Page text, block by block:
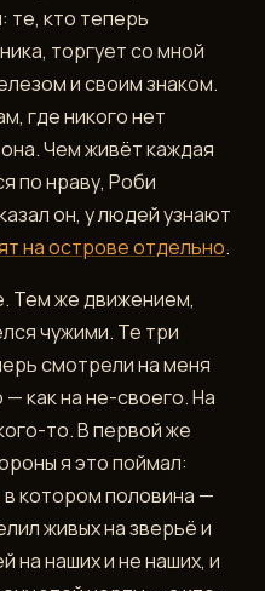
те, кто теперь
торгует со мной
и своим знаком.
где никого нет
Чем живёт каждая
по нраву, Роби
он, у людей узнают
на острове отдельно.
Тем же движением,
чужими. Те три
смотрели на меня
как на не-своего. На
то. В первой же
я это поймал:
котором половина —
живых на зверьё и
на наших и не наших, и